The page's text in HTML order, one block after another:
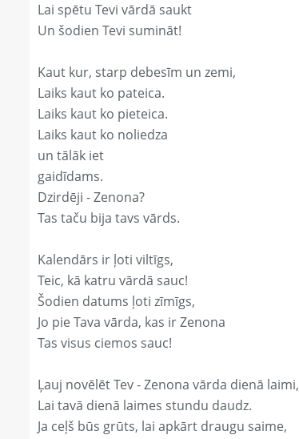
Lai spētu Tevi vārdā saukt
Un šodien Tevi sumināt!
Kaut kur, starp debesīm un zemi,
Laiks kaut ko pateica.
Laiks kaut ko pieteica.
Laiks kaut ko noliedza
un tālāk iet
gaidīdams.
Dzirdēji - Zenona?
Tas taču bija tavs vārds.
Kalendārs ir ļoti viltīgs,
Teic, kā katru vārdā sauc!
Šodien datums ļoti zīmīgs,
Jo pie Tava vārda, kas ir Zenona
Tas visus ciemos sauc!
Ļauj novēlēt Tev - Zenona vārda dienā laimi,
Lai tavā dienā laimes stundu daudz.
Ja ceļš būs grūts, lai apkārt draugu saime,